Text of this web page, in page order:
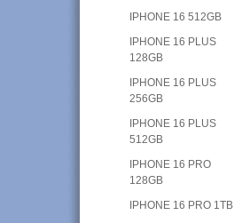
IPHONE 16 512GB
IPHONE 16 PLUS
128GB
IPHONE 16 PLUS
256GB
IPHONE 16 PLUS
512GB
IPHONE 16 PRO
128GB
IPHONE 16 PRO 1TB